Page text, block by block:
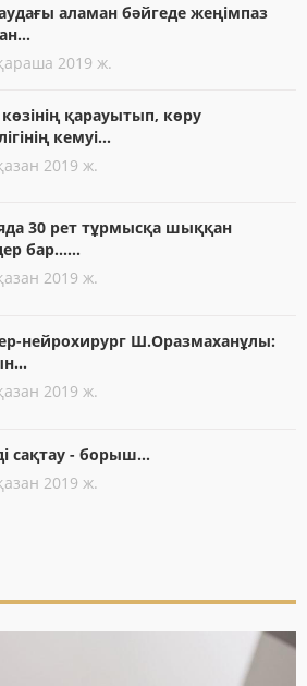
аламан бәйгеде жеңімпаз
2019 ж.
қарауытып, көру
кемуі...
2019 ж.
30 рет тұрмысқа шыққан
бар......
2019 ж.
нейрохирург Ш.Оразмаханұлы:
2019 ж.
сақтау - борыш...
2019 ж.